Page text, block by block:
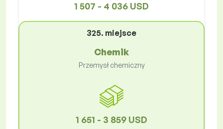
1 507 - 4 036 USD
325. miejsce
Chemik
Przemysł chemiczny
1 651 - 3 859 USD